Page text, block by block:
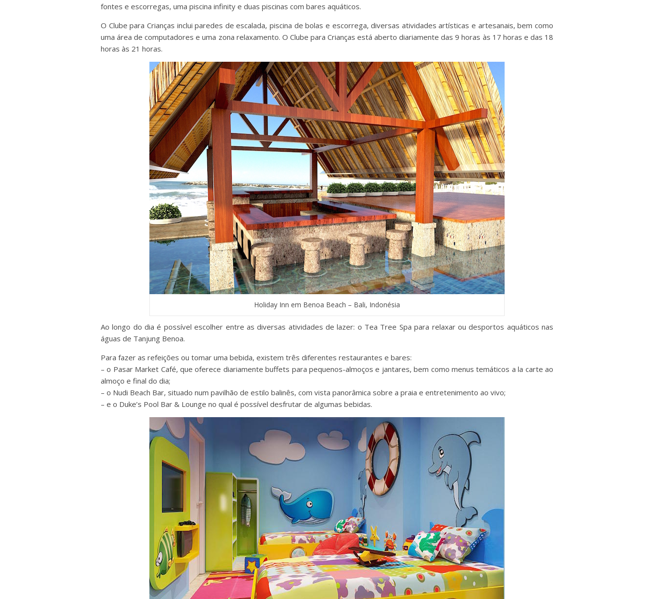
fontes e escorregas, uma piscina infinity e duas piscinas com bares aquáticos.
O Clube para Crianças inclui paredes de escalada, piscina de bolas e escorrega, diversas atividades artísticas e artesanais, bem como
uma área de computadores e uma zona relaxamento. O Clube para Crianças está aberto diariamente das 9 horas às 17 horas e das 18
horas às 21 horas.
Holiday Inn em Benoa Beach – Bali, Indonésia
Ao longo do dia é possível escolher entre as diversas atividades de lazer: o Tea Tree Spa para relaxar ou desportos aquáticos nas
águas de Tanjung Benoa.
Para fazer as refeições ou tomar uma bebida, existem três diferentes restaurantes e bares:
– o Pasar Market Café, que oferece diariamente buffets para pequenos-almoços e jantares, bem como menus temáticos a la carte ao
almoço e final do dia;
– o Nudi Beach Bar, situado num pavilhão de estilo balinês, com vista panorâmica sobre a praia e entretenimento ao vivo;
– e o Duke’s Pool Bar & Lounge no qual é possível desfrutar de algumas bebidas.